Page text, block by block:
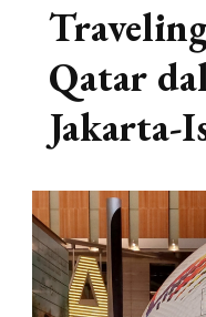
Qatar
Jakarta-